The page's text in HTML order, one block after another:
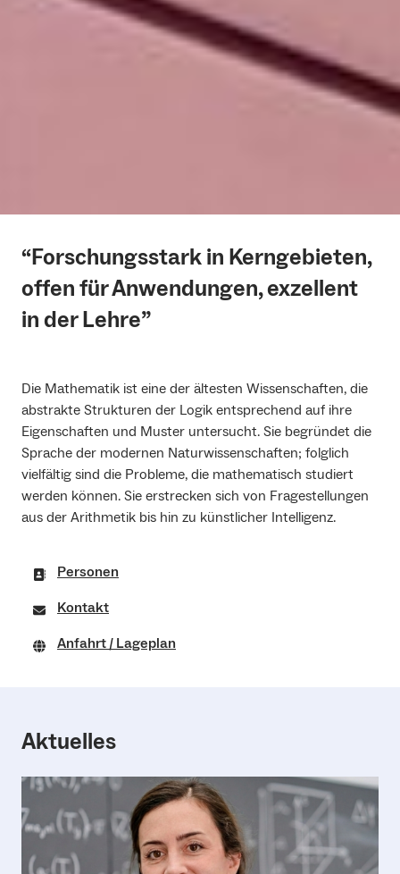
“Forschungsstark in Kerngebieten,
offen für Anwendungen, exzellent
in der Lehre”
Die Mathematik ist eine der ältesten Wissenschaften, die
abstrakte Strukturen der Logik entsprechend auf ihre
Eigenschaften und Muster untersucht. Sie begründet die
Sprache der modernen Naturwissenschaften; folglich
vielfältig sind die Probleme, die mathematisch studiert
werden können. Sie erstrecken sich von Fragestellungen
aus der Arithmetik bis hin zu künstlicher Intelligenz.
Personen
Kontakt
Anfahrt / Lageplan
Aktuelles